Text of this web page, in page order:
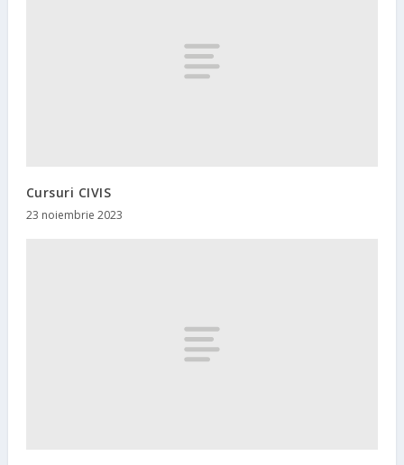
Cursuri CIVIS
23 noiembrie 2023